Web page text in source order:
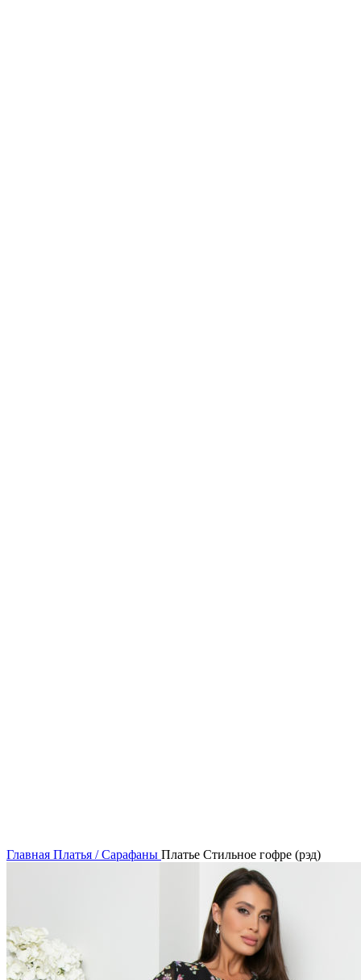
Главная Платья / Сарафаны Платье Стильное гофре (рэд)